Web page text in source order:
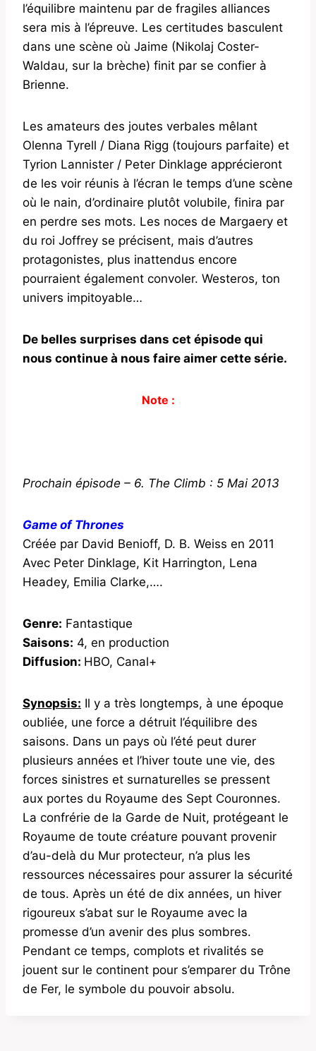
l’équilibre maintenu par de fragiles alliances
sera mis à l’épreuve. Les certitudes basculent
dans une scène où Jaime (Nikolaj Coster-
Waldau, sur la brèche) finit par se confier à
Brienne.
Les amateurs des joutes verbales mêlant
Olenna Tyrell / Diana Rigg (toujours parfaite) et
Tyrion Lannister / Peter Dinklage apprécieront
de les voir réunis à l’écran le temps d’une scène
où le nain, d’ordinaire plutôt volubile, finira par
en perdre ses mots. Les noces de Margaery et
du roi Joffrey se précisent, mais d’autres
protagonistes, plus inattendus encore
pourraient également convoler. Westeros, ton
univers impitoyable…
De belles surprises dans cet épisode qui
nous continue à nous faire aimer cette série.
Note :
Prochain épisode – 6. The Climb : 5 Mai 2013
Game of Thrones
Créée par David Benioff, D. B. Weiss en 2011
Avec Peter Dinklage, Kit Harrington, Lena
Headey, Emilia Clarke,….
Genre: Fantastique
Saisons: 4, en production
Diffusion: HBO, Canal+
Synopsis: Il y a très longtemps, à une époque
oubliée, une force a détruit l’équilibre des
saisons. Dans un pays où l’été peut durer
plusieurs années et l’hiver toute une vie, des
forces sinistres et surnaturelles se pressent
aux portes du Royaume des Sept Couronnes.
La confrérie de la Garde de Nuit, protégeant le
Royaume de toute créature pouvant provenir
d’au-delà du Mur protecteur, n’a plus les
ressources nécessaires pour assurer la sécurité
de tous. Après un été de dix années, un hiver
rigoureux s’abat sur le Royaume avec la
promesse d’un avenir des plus sombres.
Pendant ce temps, complots et rivalités se
jouent sur le continent pour s’emparer du Trône
de Fer, le symbole du pouvoir absolu.